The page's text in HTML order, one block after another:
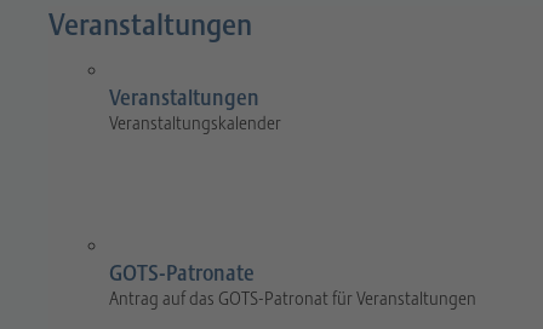
Veranstaltungen
Veranstaltungen
Veranstaltungskalender
GOTS-Patronate
Antrag auf das GOTS-Patronat für Veranstaltungen